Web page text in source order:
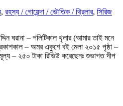
, রহস্য / গোয়েন্দা / ভৌতিক / থ্রিলার, সিরিজ
ঘরানা – পলিটিকাল থৃলার (আমার তাই মনে
– অমর একুশে বই মেলা ২০১৫ পৃষ্ঠা –
– ২৫০ টাকা রিভিউ করেছেনঃ শুভাগত দীপ